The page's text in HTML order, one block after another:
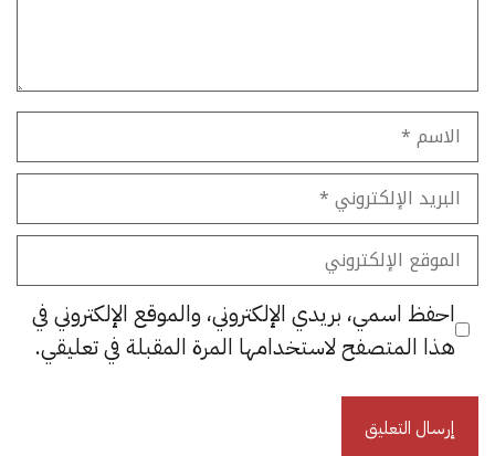
الاسم
البريد
الإلكتروني
الموقع
الإلكتروني
احفظ اسمي، بريدي الإلكتروني، والموقع الإلكتروني في
هذا المتصفح لاستخدامها المرة المقبلة في تعليقي.